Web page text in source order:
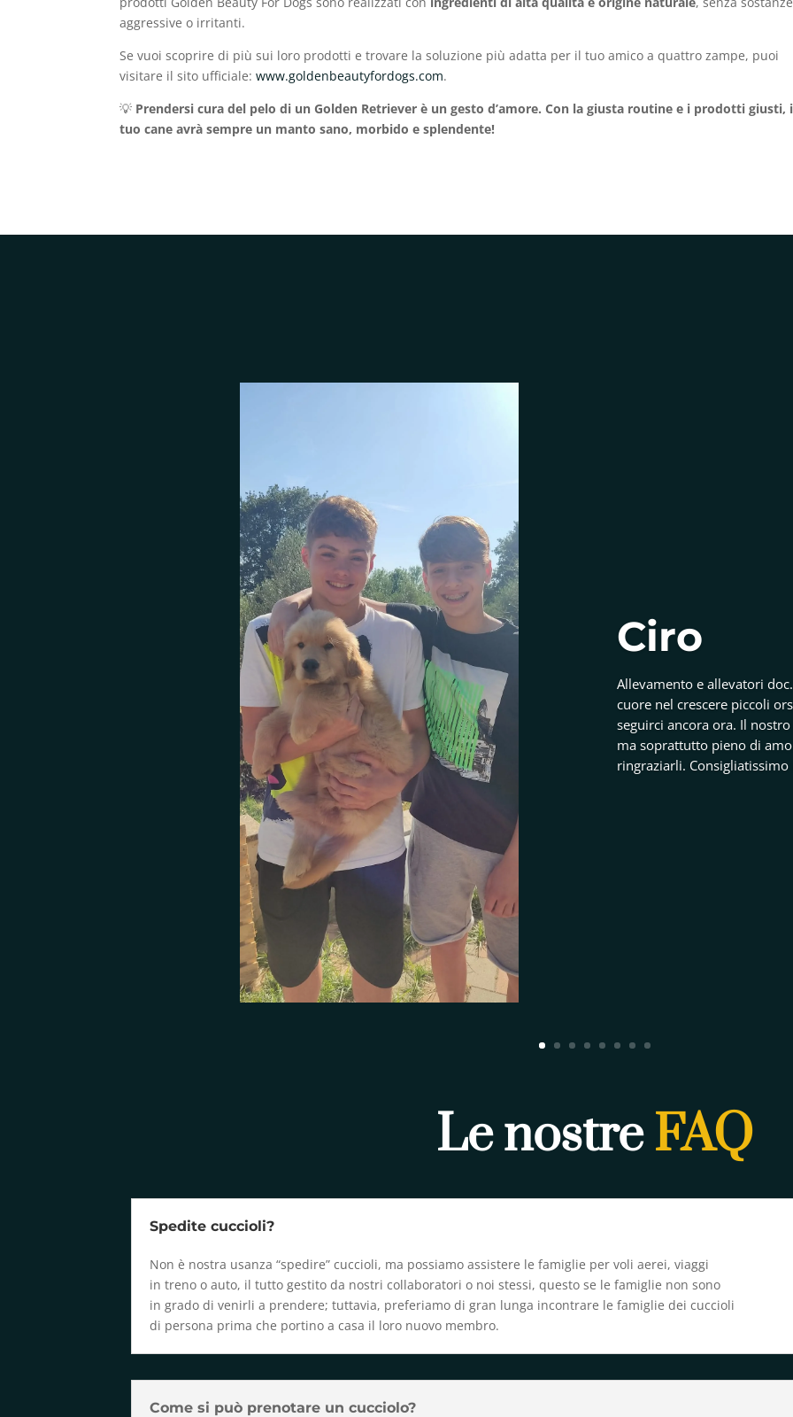
aggressive o irritanti.
Se vuoi scoprire di più sui loro prodotti e trovare la soluzione più adatta per il tuo amico a quattro zampe, puoi
visitare il sito ufficiale: www.goldenbeautyfordogs.com.
💡 Prendersi cura del pelo di un Golden Retriever è un gesto d’amore. Con la giusta routine e i prodotti giusti,
tuo cane avrà sempre un manto sano, morbido e splendente!
Ciro
Allevamento e allevatori
cuore nel crescere piccoli
seguirci ancora ora. Il
ma soprattutto pieno di
ringraziarli.
Le nostreFAQ
Spedite cuccioli?
Non è nostra usanza “spedire” cuccioli, ma possiamo assistere le famiglie per voli aerei, viaggi
in treno o auto, il tutto gestito da nostri collaboratori o noi stessi, questo se le famiglie non sono
in grado di venirli a prendere; tuttavia, preferiamo di gran lunga incontrare le famiglie dei cuccioli
di persona prima che portino a casa il loro nuovo membro.
Come si può prenotare un cucciolo?